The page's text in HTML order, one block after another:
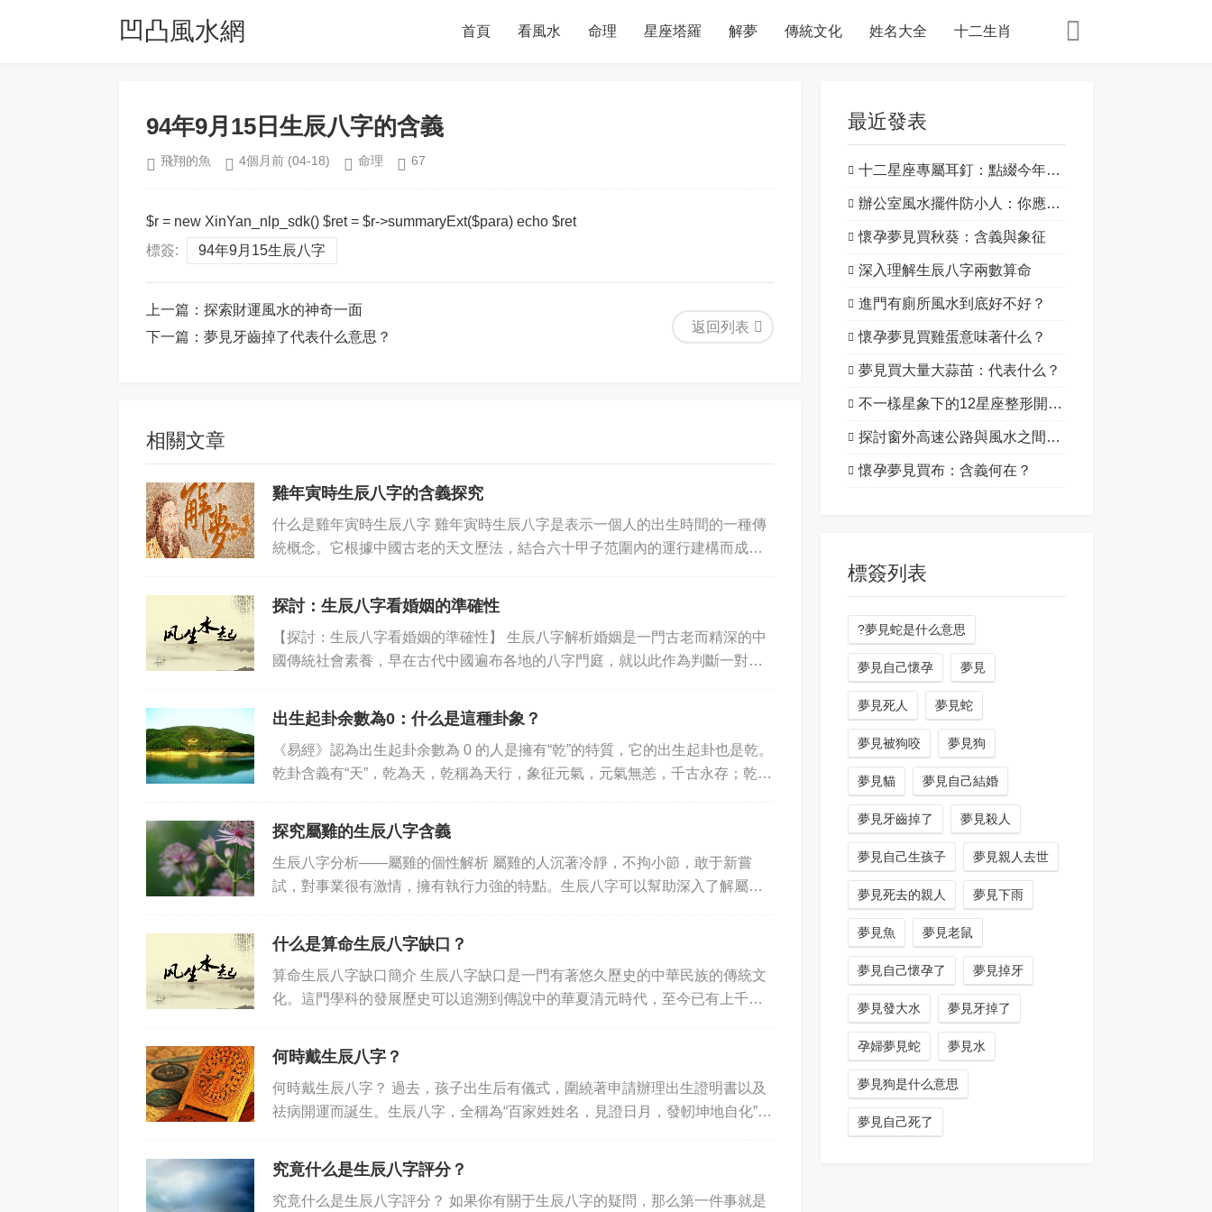
凹凸風水網 首頁 看風水 命理 星座塔羅 解夢 傳統文化 姓名大全 十二生肖
94年9月15日生辰八字的含義
飛翔的魚 4個月前 (04-18) 命理 67
$r = new XinYan_nlp_sdk() $ret = $r->summaryExt($para) echo $ret
標簽:
94年9月15生辰八字
返回列表
上一篇： 探索財運風水的神奇一面
下一篇： 夢見牙齒掉了代表什么意思？
相關文章
雞年寅時生辰八字的含義探究
什么是雞年寅時生辰八字 雞年寅時生辰八字是表示一個人的出生時間的一種傳
統概念。它根據中國古老的天文歷法，結合六十甲子范圍內的運行建構而成。
探討：生辰八字看婚姻的準確性
【探討：生辰八字看婚姻的準確性】 生辰八字解析婚姻是一門古老而精深的中
國傳統社會素養，早在古代中國遍布各地的八字門庭，就以此作為判斷一對夫
出生起卦余數為0：什么是這種卦象？
《易經》認為出生起卦余數為 0 的人是擁有“乾”的特質，它的出生起卦也是乾。
乾卦含義有“天”，乾為天，乾稱為天行，象征元氣，元氣無恙，千古永存；乾為
探究屬雞的生辰八字含義
生辰八字分析——屬雞的個性解析 屬雞的人沉著冷靜，不拘小節，敢于新嘗
試，對事業很有激情，擁有執行力強的特點。生辰八字可以幫助深入了解屬雞
什么是算命生辰八字缺口？
算命生辰八字缺口簡介 生辰八字缺口是一門有著悠久歷史的中華民族的傳統文
化。這門學科的發展歷史可以追溯到傳說中的華夏清元時代，至今已有上千年
何時戴生辰八字？
何時戴生辰八字？ 過去，孩子出生后有儀式，圍繞著申請辦理出生證明書以及
祛病開運而誕生。生辰八字，全稱為“百家姓姓名，見證日月，發軔坤地自化”，
究竟什么是生辰八字評分？
究竟什么是生辰八字評分？ 如果你有關于生辰八字的疑問，那么第一件事就是
最近發表
十二星座專屬耳釘：點綴今年的特別之處！
辦公室風水擺件防小人：你應該知道的一切
懷孕夢見買秋葵：含義與象征
深入理解生辰八字兩數算命
進門有廁所風水到底好不好？
懷孕夢見買雞蛋意味著什么？
夢見買大量大蒜苗：代表什么？
不一樣星象下的12星座整形開運：揭開星象的神秘面紗
探討窗外高速公路與風水之間的關系
懷孕夢見買布：含義何在？
標簽列表
?夢見蛇是什么意思
夢見自己懷孕 夢見
夢見死人 夢見蛇
夢見被狗咬 夢見狗
夢見貓 夢見自己結婚
夢見牙齒掉了 夢見殺人
夢見自己生孩子 夢見親人去世
夢見死去的親人 夢見下雨
夢見魚 夢見老鼠
夢見自己懷孕了 夢見掉牙
夢見發大水 夢見牙掉了
孕婦夢見蛇 夢見水
夢見狗是什么意思
夢見自己死了